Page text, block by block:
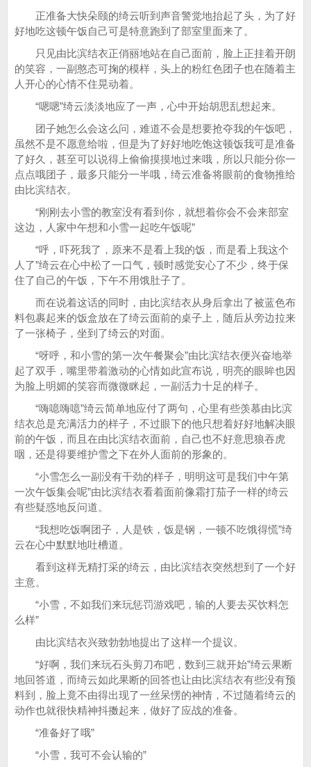
正准备大快朵颐的绮云听到声音警觉地抬起了头，为了好
好地吃这顿午饭自己可是特意跑到了部室里面来了。
只见由比滨结衣正俏丽地站在自己面前，脸上正挂着开朗
的笑容，一副憨态可掬的模样，头上的粉红色团子也在随着主
人开心的心情不住晃动着。
“嗯嗯”绮云淡淡地应了一声，心中开始胡思乱想起来。
团子她怎么会这么问，难道不会是想要抢夺我的午饭吧，
虽然不是不愿意给啦，但是为了好好地吃饱这顿饭我可是准备
了好久，甚至可以说得上偷偷摸摸地过来哦，所以只能分你一
点点哦团子，最多只能分一半哦，绮云准备将眼前的食物推给
由比滨结衣。
“刚刚去小雪的教室没有看到你，就想着你会不会来部室
这边，人家中午想和小雪一起吃午饭呢”
“呼，吓死我了，原来不是看上我的饭，而是看上我这个
人了”绮云在心中松了一口气，顿时感觉安心了不少，终于保
住了自己的午饭，下午不用饿肚子了。
而在说着这话的同时，由比滨结衣从身后拿出了被蓝色布
料包裹起来的饭盒放在了绮云面前的桌子上，随后从旁边拉来
了一张椅子，坐到了绮云的对面。
“呀呼，和小雪的第一次午餐聚会”由比滨结衣便兴奋地举
起了双手，嘴里带着激动的心情如此宣布说，明亮的眼眸也因
为脸上明媚的笑容而微微眯起，一副活力十足的样子。
“嗨噫嗨噫”绮云简单地应付了两句，心里有些羡慕由比滨
结衣总是充满活力的样子，不过眼下的他只想着好好地解决眼
前的午饭，而且在由比滨结衣面前，自己也不好意思狼吞虎
咽，还是得要维护雪之下在外人面前的形象的。
“小雪怎么一副没有干劲的样子，明明这可是我们中午第
一次午饭集会呢”由比滨结衣看着面前像霜打茄子一样的绮云
有些疑惑地反问道。
“我想吃饭啊团子，人是铁，饭是钢，一顿不吃饿得慌”绮
云在心中默默地吐槽道。
看到这样无精打采的绮云，由比滨结衣突然想到了一个好
主意。
“小雪，不如我们来玩惩罚游戏吧，输的人要去买饮料怎
么样”
由比滨结衣兴致勃勃地提出了这样一个提议。
“好啊，我们来玩石头剪刀布吧，数到三就开始”绮云果断
地回答道，而绮云如此果断的回答也让由比滨结衣有些没有预
料到，脸上竟不由得出现了一丝呆愣的神情，不过随着绮云的
动作也就很快精神抖擞起来，做好了应战的准备。
“准备好了哦”
“小雪，我可不会认输的”